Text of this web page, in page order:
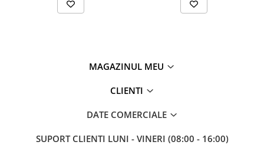
MAGAZINUL MEU
CLIENTI
DATE COMERCIALE
SUPORT CLIENTI LUNI - VINERI (08:00 - 16:00)